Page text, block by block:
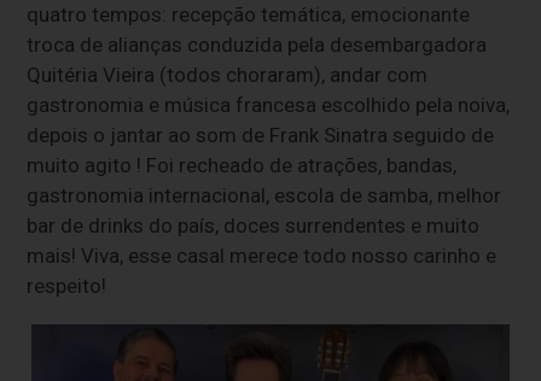
quatro tempos: recepção temática, emocionante
troca de alianças conduzida pela desembargadora
Quitéria Vieira (todos choraram), andar com
gastronomia e música francesa escolhido pela noiva,
depois o jantar ao som de Frank Sinatra seguido de
muito agito ! Foi recheado de atrações, bandas,
gastronomia internacional, escola de samba, melhor
bar de drinks do país, doces surrendentes e muito
mais! Viva, esse casal merece todo nosso carinho e
respeito!